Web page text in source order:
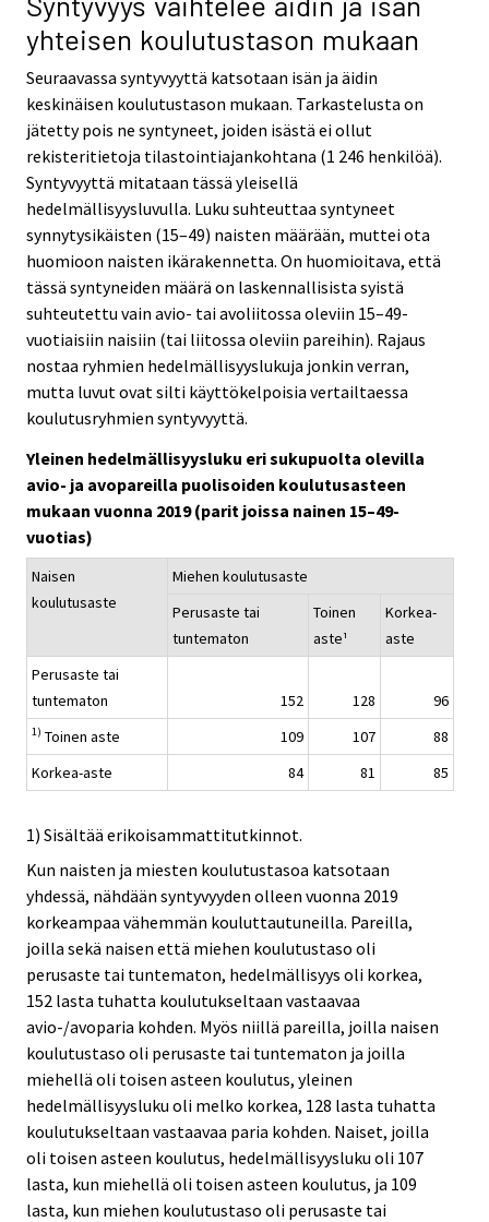
yhteisen koulutustason mukaan
Seuraavassa syntyvyyttä katsotaan isän ja äidin
keskinäisen koulutustason mukaan. Tarkastelusta on
jätetty pois ne syntyneet, joiden isästä ei ollut
rekisteritietoja tilastointiajankohtana (1 246 henkilöä).
Syntyvyyttä mitataan tässä yleisellä
hedelmällisyysluvulla. Luku suhteuttaa syntyneet
synnytysikäisten (15–49) naisten määrään, muttei ota
huomioon naisten ikärakennetta. On huomioitava, että
tässä syntyneiden määrä on laskennallisista syistä
suhteutettu vain avio- tai avoliitossa oleviin 15–49-
vuotiaisiin naisiin (tai liitossa oleviin pareihin). Rajaus
nostaa ryhmien hedelmällisyyslukuja jonkin verran,
mutta luvut ovat silti käyttökelpoisia vertailtaessa
koulutusryhmien syntyvyyttä.
Yleinen hedelmällisyysluku eri sukupuolta olevilla
avio- ja avopareilla puolisoiden koulutusasteen
mukaan vuonna 2019 (parit joissa nainen 15–49-
vuotias)
Naisen
koulutusaste
Miehen koulutusaste
Perusaste tai
tuntematon
Toinen
aste¹
Korkea-
aste
Perusaste tai
tuntematon
152 128 96
1) Toinen aste 109 107
88
Korkea-aste
84 81 85
1) Sisältää erikoisammattitutkinnot.
Kun naisten ja miesten koulutustasoa katsotaan
yhdessä, nähdään syntyvyyden olleen vuonna 2019
korkeampaa vähemmän kouluttautuneilla. Pareilla,
joilla sekä naisen että miehen koulutustaso oli
perusaste tai tuntematon, hedelmällisyys oli korkea,
152 lasta tuhatta koulutukseltaan vastaavaa
avio-/avoparia kohden. Myös niillä pareilla, joilla naisen
koulutustaso oli perusaste tai tuntematon ja joilla
miehellä oli toisen asteen koulutus, yleinen
hedelmällisyysluku oli melko korkea, 128 lasta tuhatta
koulutukseltaan vastaavaa paria kohden. Naiset, joilla
oli toisen asteen koulutus, hedelmällisyysluku oli 107
lasta, kun miehellä oli toisen asteen koulutus, ja 109
lasta, kun miehen koulutustaso oli perusaste tai